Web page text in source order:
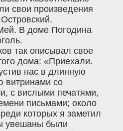
свои произведения
В доме Погодина
так описывал свое
дома: «Приехали.
нас в длинную
витринами со
с вислыми печатями,
письмами; около
которых я заметил
увешаны были